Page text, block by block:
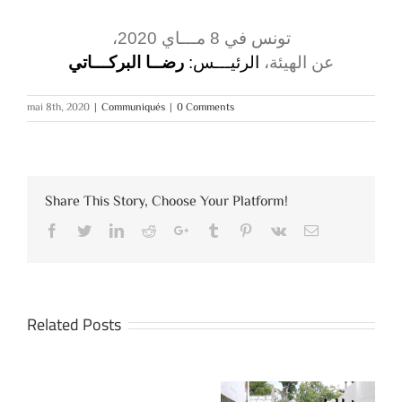
تونس في 8 مـــاي 2020،
عن الهيئة،
الرئيـــس: رضــا البركـــاتي
mai 8th, 2020 | Communiqués | 0 Comments
Share This Story, Choose Your Platform!
Facebook
TwitterLinkedIn
RedditGoogle+Tumblr Pinterest
Vk Email
Related Posts